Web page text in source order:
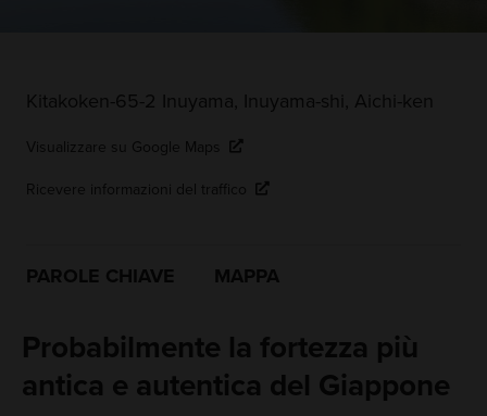
Kitakoken-65-2 Inuyama, Inuyama-shi, Aichi-ken
Visualizzare su Google Maps
Ricevere informazioni del traffico
PAROLE CHIAVE MAPPA
Probabilmente la fortezza più
antica e autentica del Giappone